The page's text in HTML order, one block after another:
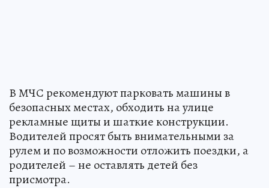
В МЧС рекомендуют парковать машины в
безопасных местах, обходить на улице
рекламные щиты и шаткие конструкции.
Водителей просят быть внимательными за
рулем и по возможности отложить поездки, а
родителей – не оставлять детей без
присмотра.